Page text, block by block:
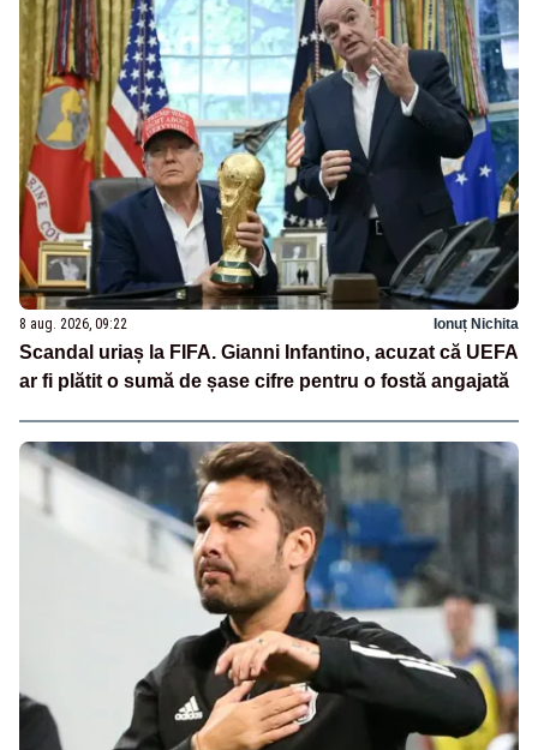
8 aug. 2026, 09:22 Ionuț Nichita
Scandal uriaș la FIFA. Gianni Infantino, acuzat că UEFA
ar fi plătit o sumă de șase cifre pentru o fostă angajată